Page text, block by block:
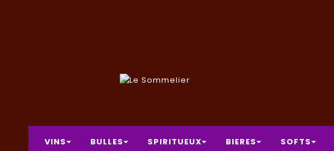
VINS BULLES SPIRITUEUX BIERES SOFTS